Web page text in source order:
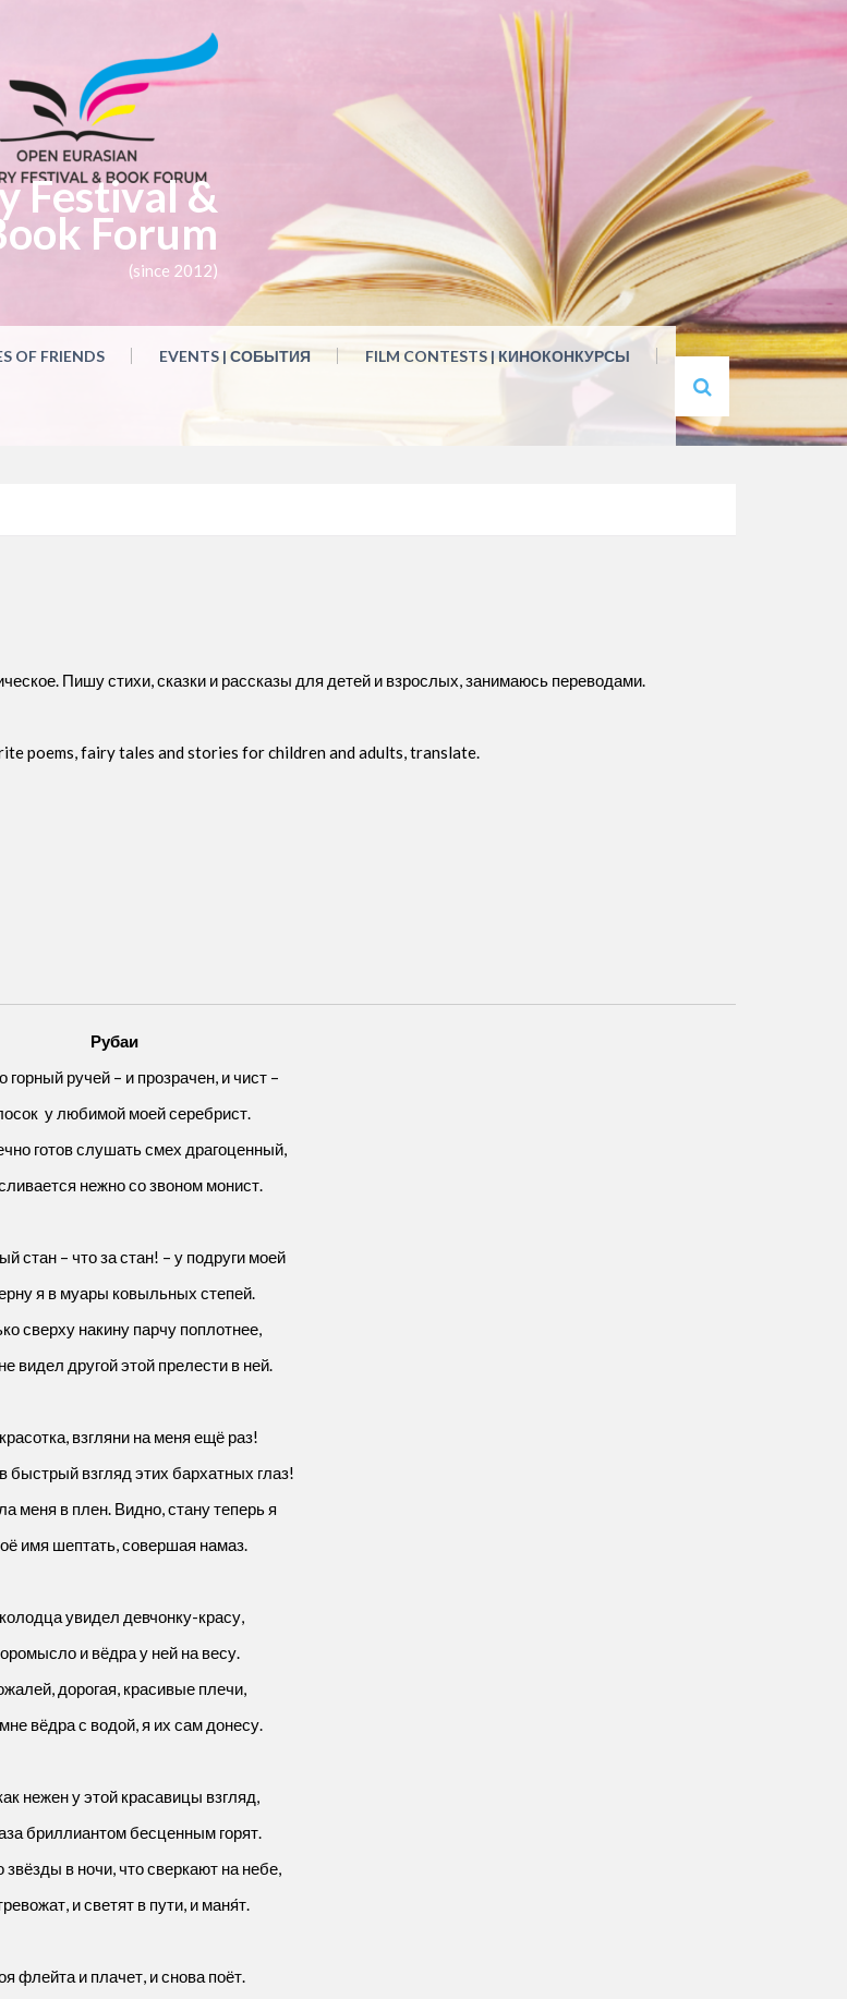
Festival &
Forum
(since 2012)
OF FRIENDS EVENTS | СОБЫТИЯ FILM CONTESTS | КИНОКОНКУРСЫ
Пишу стихи, сказки и рассказы для детей и взрослых, занимаюсь переводами.
poems, fairy tales and stories for children and adults, translate.
Рубаи
горный ручей – и прозрачен, и чист –
у любимой моей серебрист.
готов слушать смех драгоценный,
нежно со звоном монист.
стан – что за стан! – у подруги моей
я в муары ковыльных степей.
сверху накину парчу поплотнее,
видел другой этой прелести в ней.
взгляни на меня ещё раз!
быстрый взгляд этих бархатных глаз!
меня в плен. Видно, стану теперь я
имя шептать, совершая намаз.
увидел девчонку-красу,
и вёдра у ней на весу.
дорогая, красивые плечи,
вёдра с водой, я их сам донесу.
нежен у этой красавицы взгляд,
бриллиантом бесценным горят.
в ночи, что сверкают на небе,
и светят в пути, и маня́т.
флейта и плачет, и снова поёт.